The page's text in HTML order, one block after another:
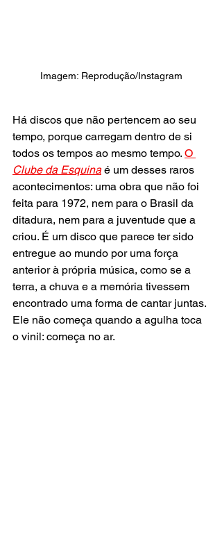
Imagem: Reprodução/Instagram
Há discos que não pertencem ao seu
tempo, porque carregam dentro de si
todos os tempos ao mesmo tempo. O
Clube da Esquina é um desses raros
acontecimentos: uma obra que não foi
feita para 1972, nem para o Brasil da
ditadura, nem para a juventude que a
criou. É um disco que parece ter sido
entregue ao mundo por uma força
anterior à própria música, como se a
terra, a chuva e a memória tivessem
encontrado uma forma de cantar juntas.
Ele não começa quando a agulha toca
o vinil: começa no ar.